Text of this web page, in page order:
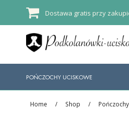
Dostawa gratis przy
POŃCZOCHY UCISKOWE
Home / Shop /